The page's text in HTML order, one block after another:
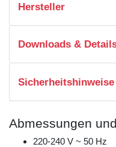
Hersteller
Downloads &
Sicherheitshinweise
Abmessungen
220-240 V ~ 50 Hz